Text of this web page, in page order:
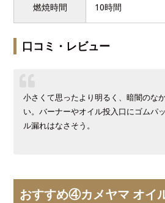
燃焼時間 10時間
口コミ・レビュー
小さくて思ったより明るく、暗闇のな
い。バーナーやオイル投入口にゴムパ
ル漏れはなさそう。
おすすめ④カメヤマ オイ